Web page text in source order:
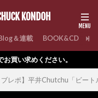
KONDOH
＆連載 BOOK&CD
ブレポ】平井Chutchu「ビー